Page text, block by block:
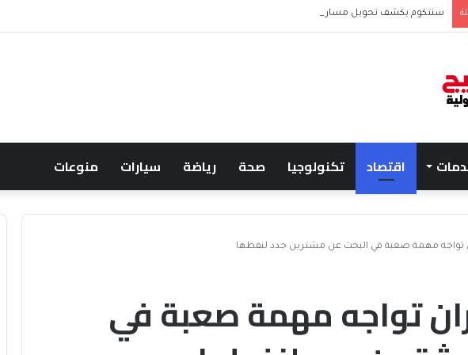
سنتكوم يكشف تحويل مسار 48 سفينة منذ استئناف حصار إيران
اقتصاد تكنولوجيا صحة رياضة سيارات منوعات
تواجه مهمة صعبة في البحث عن مشترين جدد لنفطها
تواجه مهمة صعبة في